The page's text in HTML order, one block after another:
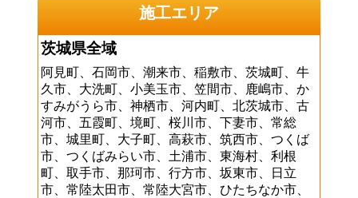
施工エリア
茨城県全域
阿見町、石岡市、潮来市、稲敷市、茨城町、牛
久市、大洗町、小美玉市、笠間市、鹿嶋市、か
すみがうら市、神栖市、河内町、北茨城市、古
河市、五霞町、境町、桜川市、下妻市、常総
市、城里町、大子町、高萩市、筑西市、つくば
市、つくばみらい市、土浦市、東海村、利根
町、取手市、那珂市、行方市、坂東市、日立
市、常陸太田市、常陸大宮市、ひたちなか市、